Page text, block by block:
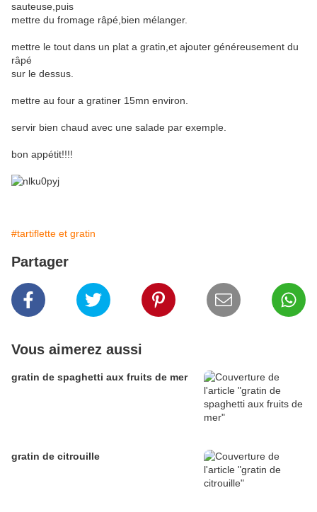
sauteuse,puis
mettre du fromage râpé,bien mélanger.
mettre le tout dans un plat a gratin,et ajouter généreusement du
râpé
sur le dessus.
mettre au four a gratiner 15mn environ.
servir bien chaud avec une salade par exemple.
bon appétit!!!!
#tartiflette et gratin
Partager
Vous aimerez aussi
gratin de spaghetti aux fruits de mer
gratin de citrouille